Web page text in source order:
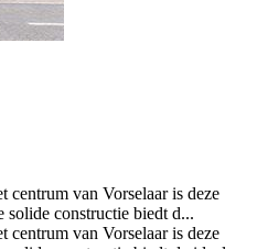
centrum van Vorselaar is deze
solide constructie biedt d...
centrum van Vorselaar is deze